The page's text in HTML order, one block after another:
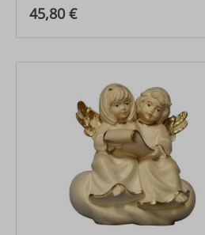
Regulärer Preis:
45,80 €